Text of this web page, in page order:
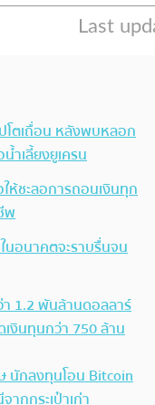
โตเถื่อน หลังพบหลอก
ำเลี้ยงยูเครน
ห้ชะลอการถอนเงินทุก
พ
นอนาคตจะราบรื่นจน
1.2 พันล้านดอลลาร์
งินทุนกว่า 750 ล้าน
นักลงทุนโอน Bitcoin
กกระเป๋าเก่า